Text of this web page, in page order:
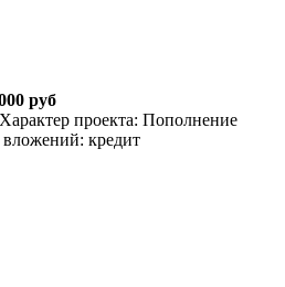
руб
Характер проекта: Пополнение
кредит